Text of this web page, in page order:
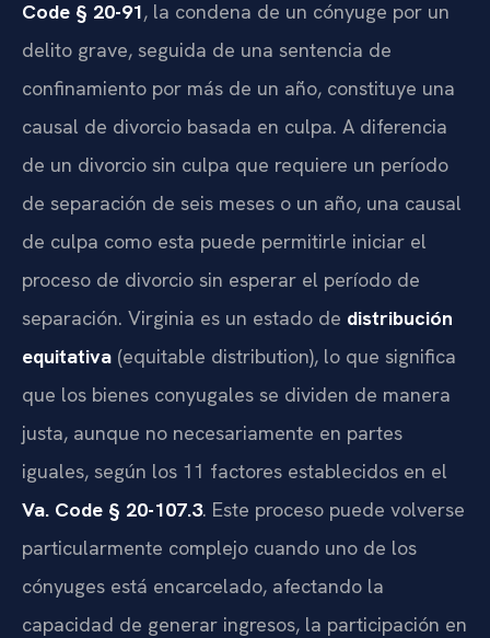
Code § 20-91, la condena de un cónyuge por un
delito grave, seguida de una sentencia de
confinamiento por más de un año, constituye una
causal de divorcio basada en culpa. A diferencia
de un divorcio sin culpa que requiere un período
de separación de seis meses o un año, una causal
de culpa como esta puede permitirle iniciar el
proceso de divorcio sin esperar el período de
separación. Virginia es un estado de distribución
equitativa (equitable distribution), lo que significa
que los bienes conyugales se dividen de manera
justa, aunque no necesariamente en partes
iguales, según los 11 factores establecidos en el
Va. Code § 20-107.3. Este proceso puede volverse
particularmente complejo cuando uno de los
cónyuges está encarcelado, afectando la
capacidad de generar ingresos, la participación en